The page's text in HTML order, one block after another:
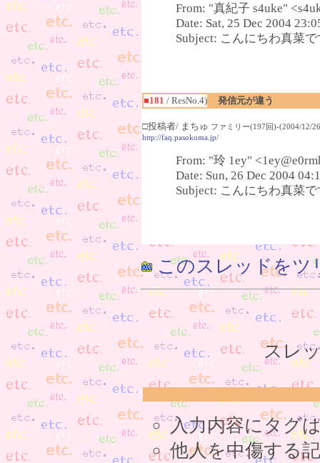
From: "真紀子 s4uke"
Date: Sat, 25 Dec 2004
Subject: こんにちわ真菜
■181 / ResNo.4) 発信元が違う
□投稿者/ まちゅ ファミリー(197回)-(2004/12/
http://faq.pasokoma.jp/
From: "玲 1ey"
Date: Sun, 26 Dec 2004
Subject: こんにちわ真菜
このスレッドをツ
スレ
入力内容にタグ
他人を中傷する